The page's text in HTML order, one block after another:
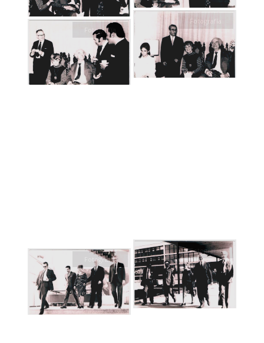
Fotografía
Fotografía
Fotografía
Fotografía